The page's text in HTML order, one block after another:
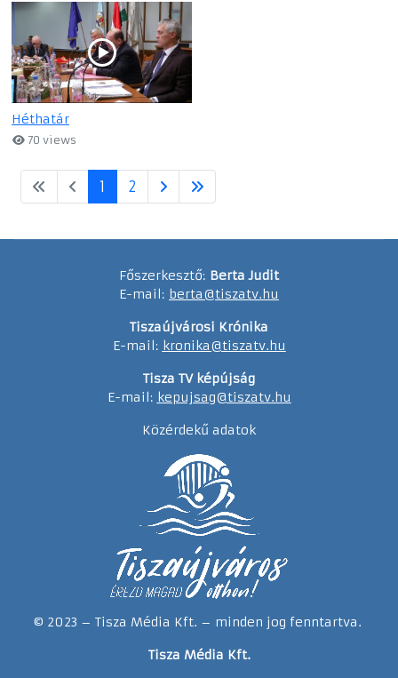
Héthatár
70 views
1 2
Főszerkesztő: Berta Judit
E-mail: berta@tiszatv.hu
Tiszaújvárosi Krónika
E-mail: kronika@tiszatv.hu
Tisza TV képújság
E-mail: kepujsag@tiszatv.hu
Közérdekű adatok
© 2023 – Tisza Média Kft. – minden jog fenntartva.
Tisza Média Kft.